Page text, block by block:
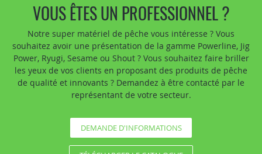
VOUS ÊTES UN PROFESSIONNEL ?
Notre super matériel de pêche vous intéresse ? Vous
souhaitez avoir une présentation de la gamme Powerline, Jig
Power, Ryugi, Sesame ou Shout ? Vous souhaitez faire briller
les yeux de vos clients en proposant des produits de pêche
de qualité et innovants ? Demandez à être contacté par le
représentant de votre secteur.
DEMANDE D'INFORMATIONS